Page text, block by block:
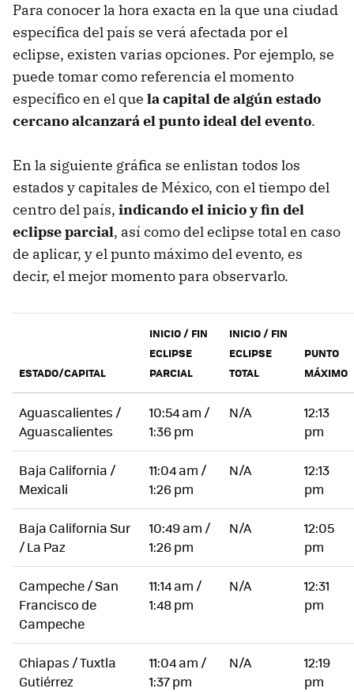
Para conocer la hora exacta en la que una ciudad
específica del país se verá afectada por el
eclipse, existen varias opciones. Por ejemplo, se
puede tomar como referencia el momento
específico en el que la capital de algún estado
cercano alcanzará el punto ideal del evento.
En la siguiente gráfica se enlistan todos los
estados y capitales de México, con el tiempo del
centro del país, indicando el inicio y fin del
eclipse parcial, así como del eclipse total en caso
de aplicar, y el punto máximo del evento, es
decir, el mejor momento para observarlo.
ESTADO/CAPITAL
INICIO / FIN
ECLIPSE
PARCIAL
INICIO / FIN
ECLIPSE
TOTAL
PUNTO
MÁXIMO
Aguascalientes /
Aguascalientes
10:54 am /
1:36 pm
N/A
12:13
pm
Baja California /
Mexicali
11:04 am /
1:26 pm
N/A
12:13
pm
Baja California Sur
/ La Paz
10:49 am /
1:26 pm
N/A
12:05
pm
Campeche / San
Francisco de
Campeche
11:14 am /
1:48 pm
N/A
12:31
pm
Chiapas / Tuxtla
Gutiérrez
11:04 am /
1:37 pm
N/A
12:19
pm